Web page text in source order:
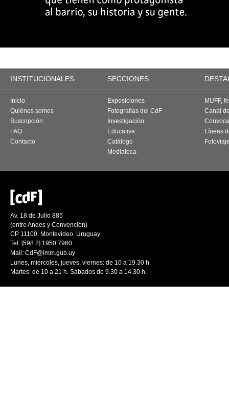
INSTITUCIONALES SECCIONES
Inicio
Quiénes somos
Suscripción
FAQ
Contacto
Exposiciones
Fotografías del CdF
Investigación
Educativa
Catálogo
Mediateca
MUFF,
Canal
Líneas
Av. 18 de Julio 885
(entre Andes y Convención)
CP 11100. Montevideo. Uruguay
Tel: [598 2] 1950 7960
Mail: CdF@imm.gub.uy
Lunes, miércoles, jueves, viernes: de 10 a 19.30 h.
Martes: de 10 a 21 h. Sábados de 9.30 a 14.30 h.